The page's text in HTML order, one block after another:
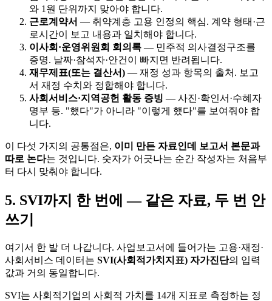
와 1원 단위까지 맞아야 합니다.
근로계약서 — 취약계층 고용 인정의 핵심. 계약 형태·근
로시간이 보고 내용과 일치해야 합니다.
이사회·운영위원회 회의록 — 민주적 의사결정구조를
증명. 날짜·참석자·안건이 빠지면 반려됩니다.
재무제표(또는 결산서) — 재정 성과 항목의 출처. 보고
서 재정 수치와 정합해야 합니다.
사회서비스·지역공헌 활동 증빙 — 사진·확인서·수혜자
명부 등. "했다"가 아니라 "이렇게 했다"를 보여줘야 합
니다.
이 다섯 가지의 공통점은, 이미 만든 자료인데 보고서 본문과
따로 논다는 것입니다. 숫자가 어긋나는 순간 작성자는 처음부
터 다시 맞춰야 합니다.
5. SVI까지 한 번에 — 같은 자료, 두 번 안
쓰기
여기서 한 발 더 나갑니다. 사업보고서에 들어가는 고용·재정·
사회서비스 데이터는 SVI(사회적가치지표) 자가진단의 입력
값과 거의 동일합니다.
SVI는 사회적기업의 사회적 가치를 14개 지표로 측정하는 정